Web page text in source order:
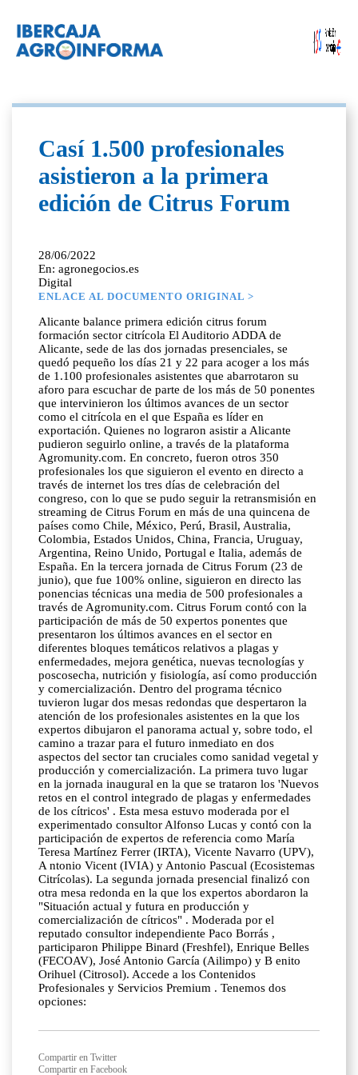
Casí 1.500 profesionales
asistieron a la primera
edición de Citrus Forum
28/06/2022
En: agronegocios.es
Digital
ENLACE AL DOCUMENTO ORIGINAL >
Alicante balance primera edición citrus forum
formación sector citrícola El Auditorio ADDA de
Alicante, sede de las dos jornadas presenciales, se
quedó pequeño los días 21 y 22 para acoger a los más
de 1.100 profesionales asistentes que abarrotaron su
aforo para escuchar de parte de los más de 50 ponentes
que intervinieron los últimos avances de un sector
como el citrícola en el que España es líder en
exportación. Quienes no lograron asistir a Alicante
pudieron seguirlo online, a través de la plataforma
Agromunity.com. En concreto, fueron otros 350
profesionales los que siguieron el evento en directo a
través de internet los tres días de celebración del
congreso, con lo que se pudo seguir la retransmisión en
streaming de Citrus Forum en más de una quincena de
países como Chile, México, Perú, Brasil, Australia,
Colombia, Estados Unidos, China, Francia, Uruguay,
Argentina, Reino Unido, Portugal e Italia, además de
España. En la tercera jornada de Citrus Forum (23 de
junio), que fue 100% online, siguieron en directo las
ponencias técnicas una media de 500 profesionales a
través de Agromunity.com. Citrus Forum contó con la
participación de más de 50 expertos ponentes que
presentaron los últimos avances en el sector en
diferentes bloques temáticos relativos a plagas y
enfermedades, mejora genética, nuevas tecnologías y
poscosecha, nutrición y fisiología, así como producción
y comercialización. Dentro del programa técnico
tuvieron lugar dos mesas redondas que despertaron la
atención de los profesionales asistentes en la que los
expertos dibujaron el panorama actual y, sobre todo, el
camino a trazar para el futuro inmediato en dos
aspectos del sector tan cruciales como sanidad vegetal y
producción y comercialización. La primera tuvo lugar
en la jornada inaugural en la que se trataron los 'Nuevos
retos en el control integrado de plagas y enfermedades
de los cítricos' . Esta mesa estuvo moderada por el
experimentado consultor Alfonso Lucas y contó con la
participación de expertos de referencia como María
Teresa Martínez Ferrer (IRTA), Vicente Navarro (UPV),
A ntonio Vicent (IVIA) y Antonio Pascual (Ecosistemas
Citrícolas). La segunda jornada presencial finalizó con
otra mesa redonda en la que los expertos abordaron la
"Situación actual y futura en producción y
comercialización de cítricos" . Moderada por el
reputado consultor independiente Paco Borrás ,
participaron Philippe Binard (Freshfel), Enrique Belles
(FECOAV), José Antonio García (Ailimpo) y B enito
Orihuel (Citrosol). Accede a los Contenidos
Profesionales y Servicios Premium . Tenemos dos
opciones:
Compartir en Twitter
Compartir en Facebook